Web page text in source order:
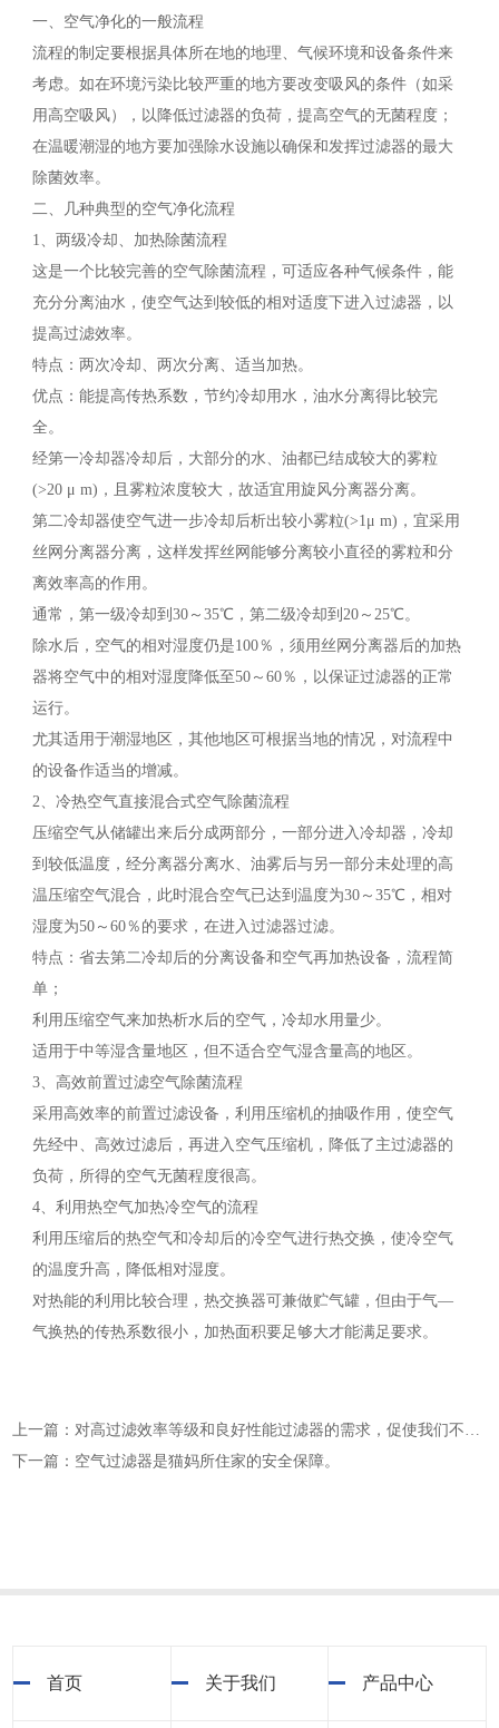
一、空气净化的一般流程
流程的制定要根据具体所在地的地理、气候环境和设备条件来
考虑。如在环境污染比较严重的地方要改变吸风的条件（如采
用高空吸风），以降低过滤器的负荷，提高空气的无菌程度；
在温暖潮湿的地方要加强除水设施以确保和发挥过滤器的最大
除菌效率。
二、几种典型的空气净化流程
1、两级冷却、加热除菌流程
这是一个比较完善的空气除菌流程，可适应各种气候条件，能
充分分离油水，使空气达到较低的相对适度下进入过滤器，以
提高过滤效率。
特点：两次冷却、两次分离、适当加热。
优点：能提高传热系数，节约冷却用水，油水分离得比较完
全。
经第一冷却器冷却后，大部分的水、油都已结成较大的雾粒
(>20 μ m)，且雾粒浓度较大，故适宜用旋风分离器分离。
第二冷却器使空气进一步冷却后析出较小雾粒(>1μ m)，宜采用
丝网分离器分离，这样发挥丝网能够分离较小直径的雾粒和分
离效率高的作用。
通常，第一级冷却到30～35℃，第二级冷却到20～25℃。
除水后，空气的相对湿度仍是100％，须用丝网分离器后的加热
器将空气中的相对湿度降低至50～60％，以保证过滤器的正常
运行。
尤其适用于潮湿地区，其他地区可根据当地的情况，对流程中
的设备作适当的增减。
2、冷热空气直接混合式空气除菌流程
压缩空气从储罐出来后分成两部分，一部分进入冷却器，冷却
到较低温度，经分离器分离水、油雾后与另一部分未处理的高
温压缩空气混合，此时混合空气已达到温度为30～35℃，相对
湿度为50～60％的要求，在进入过滤器过滤。
特点：省去第二冷却后的分离设备和空气再加热设备，流程简
单；
利用压缩空气来加热析水后的空气，冷却水用量少。
适用于中等湿含量地区，但不适合空气湿含量高的地区。
3、高效前置过滤空气除菌流程
采用高效率的前置过滤设备，利用压缩机的抽吸作用，使空气
先经中、高效过滤后，再进入空气压缩机，降低了主过滤器的
负荷，所得的空气无菌程度很高。
4、利用热空气加热冷空气的流程
利用压缩后的热空气和冷却后的冷空气进行热交换，使冷空气
的温度升高，降低相对湿度。
对热能的利用比较合理，热交换器可兼做贮气罐，但由于气—
气换热的传热系数很小，加热面积要足够大才能满足要求。
上一篇：对高过滤效率等级和良好性能过滤器的需求，促使我们不断努力研制高等级产品
下一篇：空气过滤器是猫妈所住家的安全保障。
首页 关于我们 产品中心